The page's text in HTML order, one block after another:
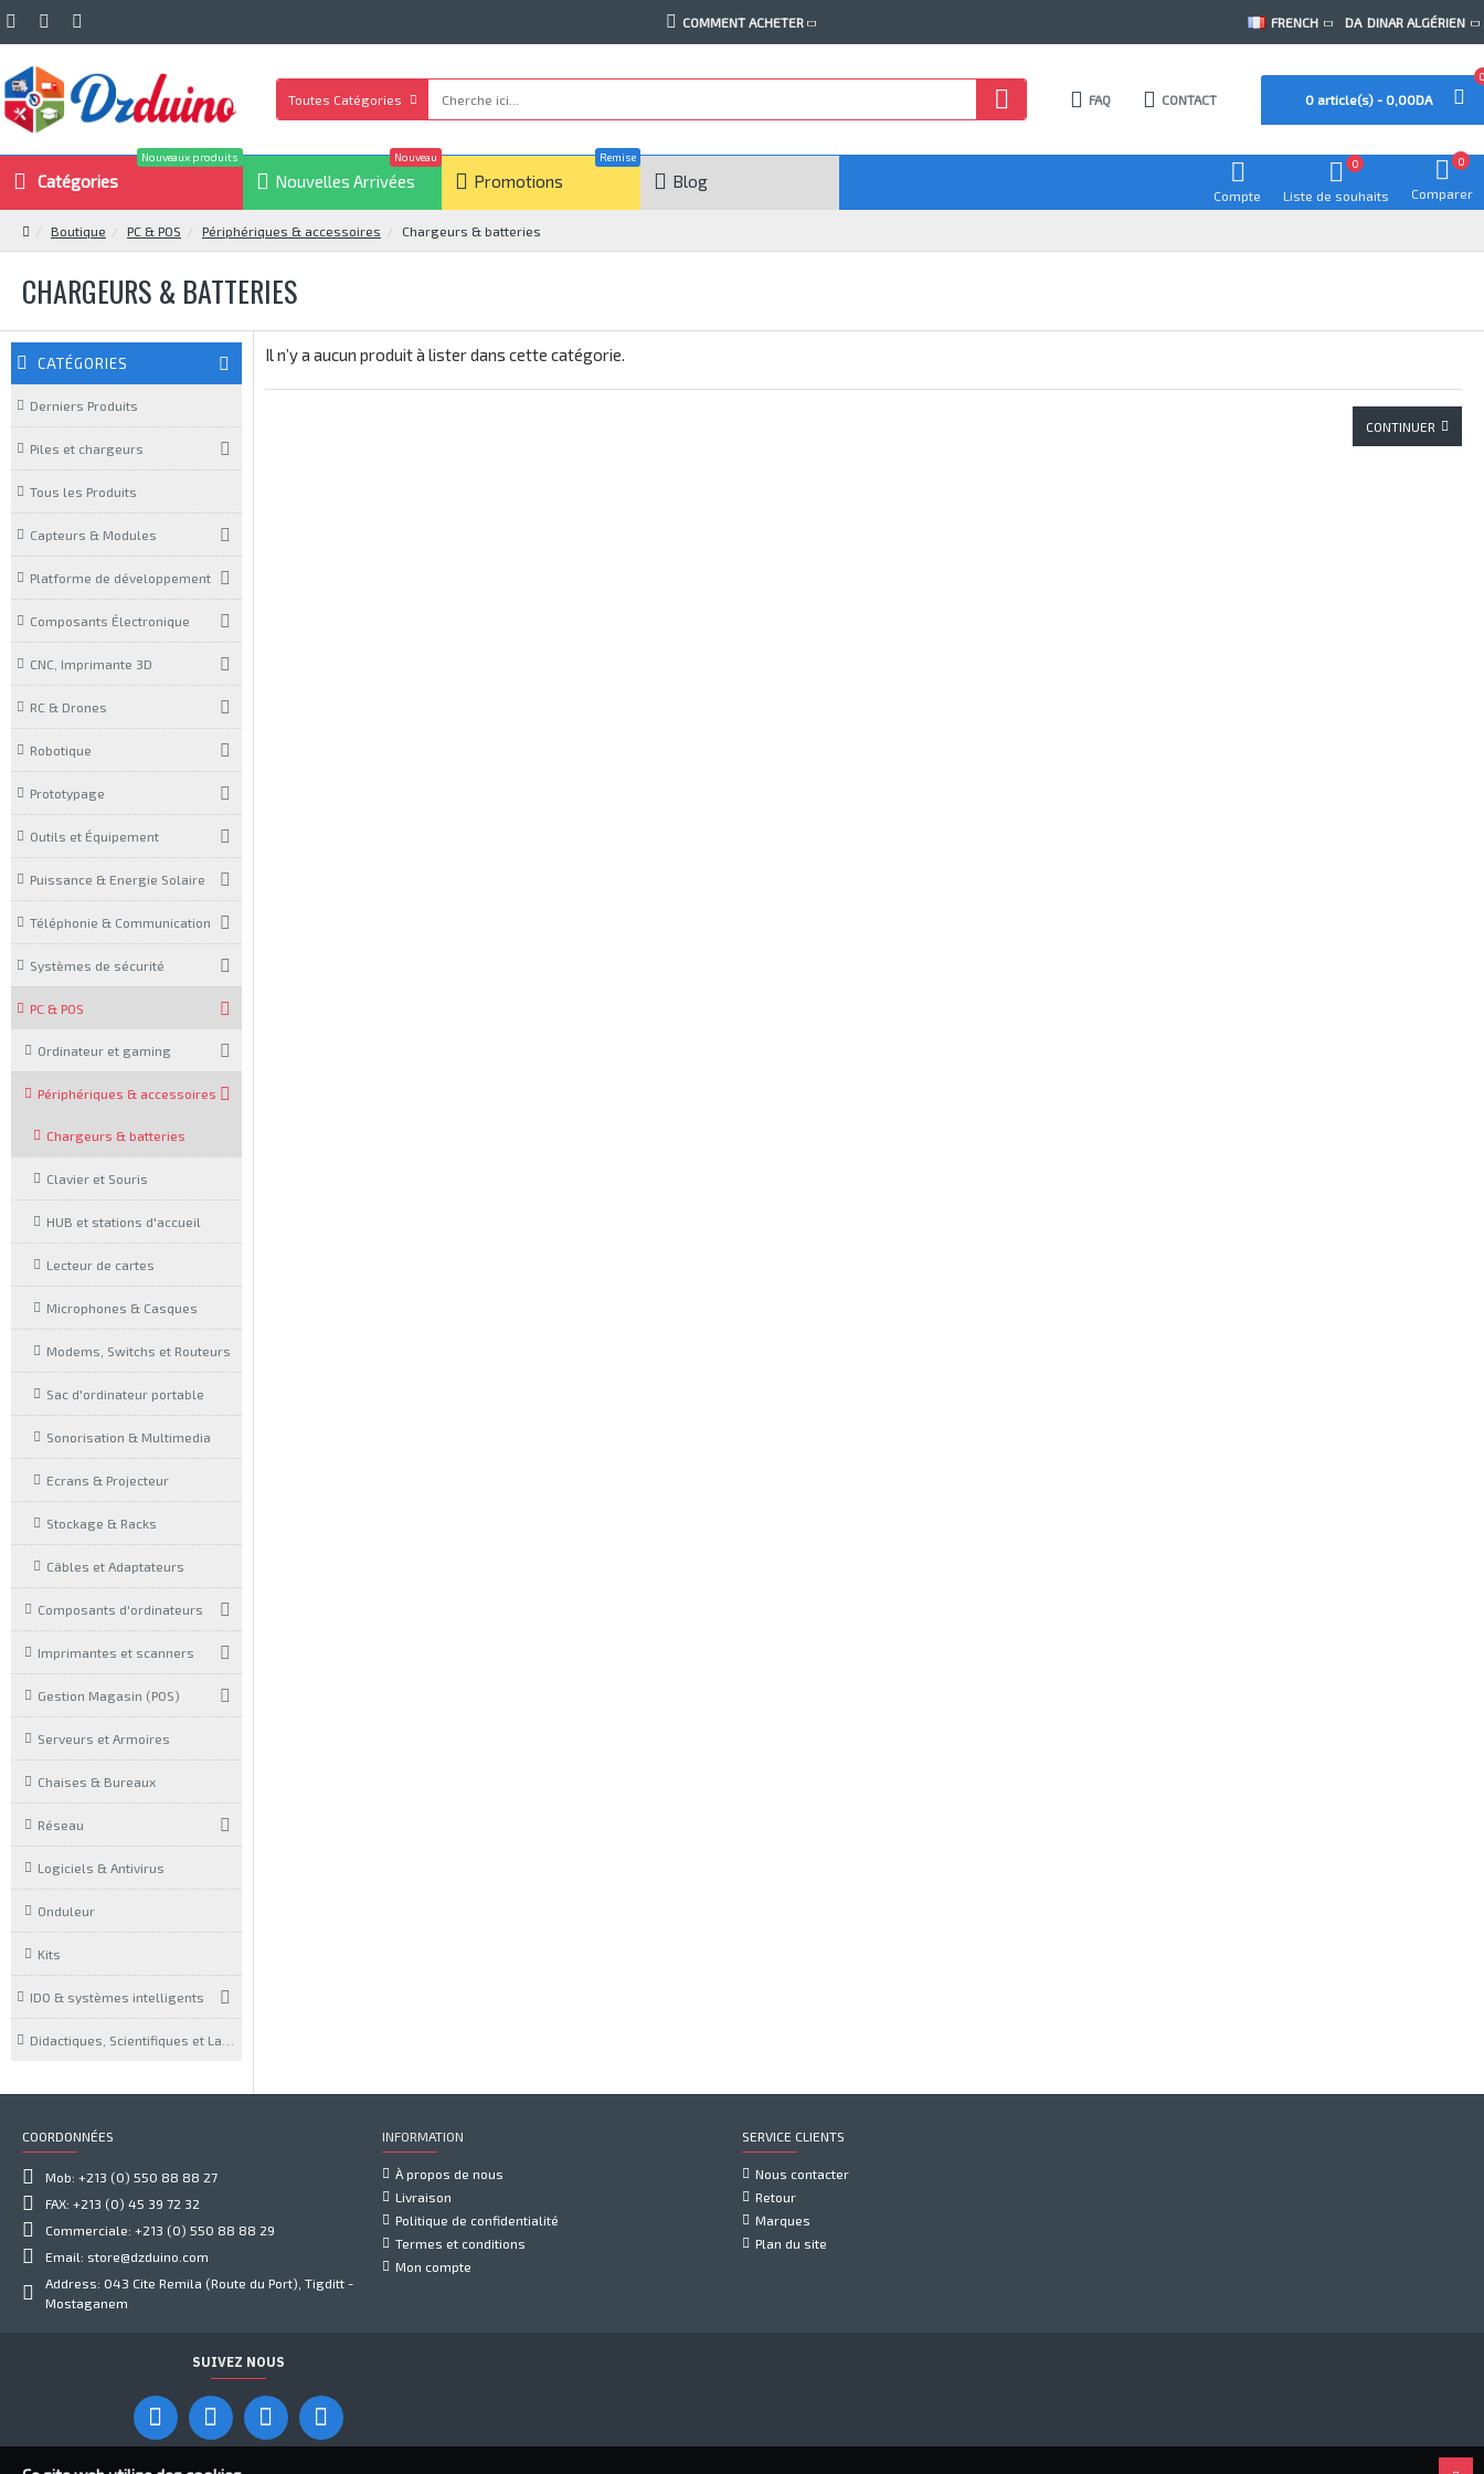
COMMENT ACHETER FRENCH DA DINAR ALGÉRIEN
Toutes Catégories FAQ CONTACT 0 article(s) - 0,00DA
Catégories
Nouveaux produits
Nouvelles Arrivées
Nouveau
Promotions
Remise
Blog
Compte Liste de souhaits
0
Comparer
0
Boutique PC & POS Périphériques & accessoires Chargeurs & batteries
CHARGEURS & BATTERIES
CATÉGORIES
Derniers Produits
Piles et chargeurs
Tous les Produits
Capteurs & Modules
Platforme de développement
Composants Électronique
CNC, Imprimante 3D
RC & Drones
Robotique
Prototypage
Outils et Équipement
Puissance & Energie Solaire
Téléphonie & Communication
Systèmes de sécurité
PC & POS
Ordinateur et gaming
Périphériques & accessoires
Chargeurs & batteries
Clavier et Souris
HUB et stations d'accueil
Lecteur de cartes
Microphones & Casques
Modems, Switchs et Routeurs
Sac d'ordinateur portable
Sonorisation & Multimedia
Ecrans & Projecteur
Stockage & Racks
Câbles et Adaptateurs
Composants d'ordinateurs
Imprimantes et scanners
Gestion Magasin (POS)
Serveurs et Armoires
Chaises & Bureaux
Réseau
Logiciels & Antivirus
Onduleur
Kits
IDO & systèmes intelligents
Il n’y a aucun produit à lister dans cette catégorie.
CONTINUER
COORDONNÉES
Mob: +213 (0) 550 88 88 27
FAX: +213 (0) 45 39 72 32
Commerciale: +213 (0) 550 88 88 29
Email: store@dzduino.com
Address: 043 Cite Remila (Route du Port), Tigditt -
Mostaganem
INFORMATION
À propos de nous
Livraison
Politique de confidentialité
Termes et conditions
Mon compte
SERVICE CLIENTS
Nous contacter
Retour
Marques
Plan du site
SUIVEZ NOUS